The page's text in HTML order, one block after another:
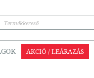
AKCIÓ / LEÁRAZÁS